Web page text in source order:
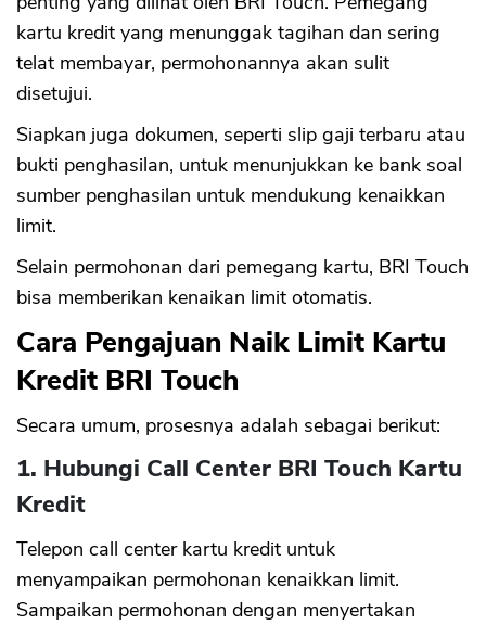
kartu kredit yang menunggak tagihan dan sering
telat membayar, permohonannya akan sulit
disetujui.
Siapkan juga dokumen, seperti slip gaji terbaru atau
bukti penghasilan, untuk menunjukkan ke bank soal
sumber penghasilan untuk mendukung kenaikkan
limit.
Selain permohonan dari pemegang kartu, BRI Touch
bisa memberikan kenaikan limit otomatis.
Cara Pengajuan Naik Limit Kartu
Kredit BRI Touch
Secara umum, prosesnya adalah sebagai berikut:
1. Hubungi Call Center BRI Touch Kartu
Kredit
Telepon call center kartu kredit untuk
menyampaikan permohonan kenaikkan limit.
Sampaikan permohonan dengan menyertakan